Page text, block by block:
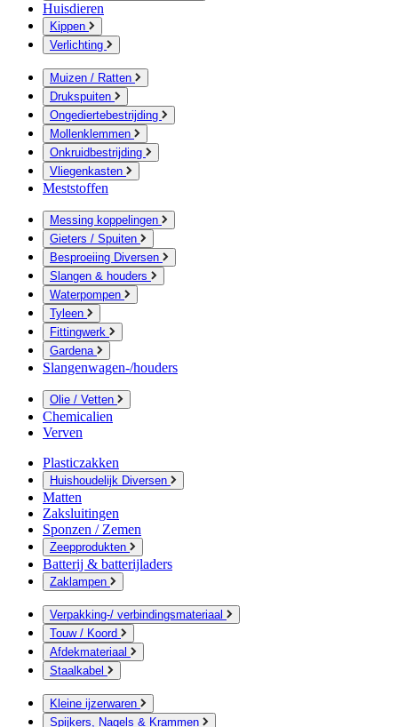
Huisdieren
Kippen
Verlichting
Muizen / Ratten
Drukspuiten
Ongediertebestrijding
Mollenklemmen
Onkruidbestrijding
Vliegenkasten
Meststoffen
Messing koppelingen
Gieters / Spuiten
Besproeiing Diversen
Slangen & houders
Waterpompen
Tyleen
Fittingwerk
Gardena
Slangenwagen-/houders
Olie / Vetten
Chemicalien
Verven
Plasticzakken
Huishoudelijk Diversen
Matten
Zaksluitingen
Sponzen / Zemen
Zeepprodukten
Batterij & batterijladers
Zaklampen
Verpakking-/ verbindingsmateriaal
Touw / Koord
Afdekmateriaal
Staalkabel
Kleine ijzerwaren
Spijkers, Nagels & Krammen